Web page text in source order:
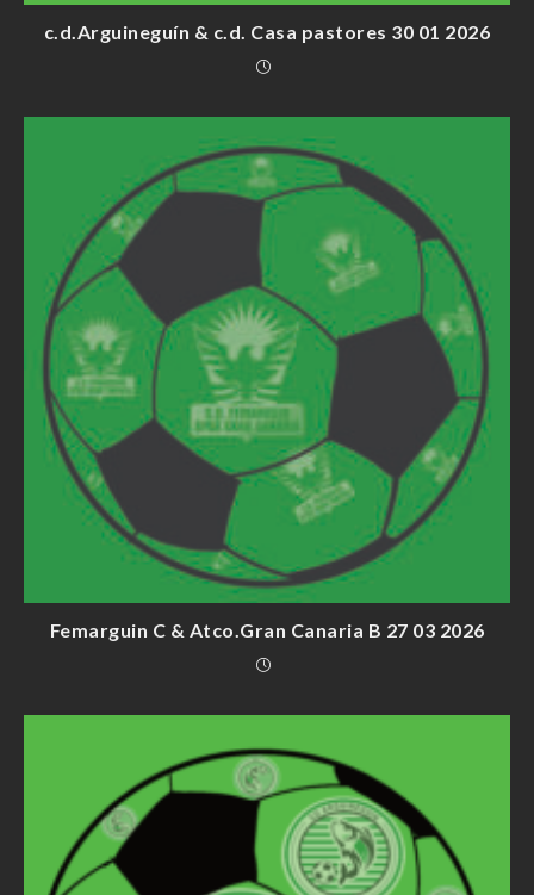
c.d.Arguineguín & c.d. Casa pastores 30 01 2026
Femarguin C & Atco.Gran Canaria B 27 03 2026